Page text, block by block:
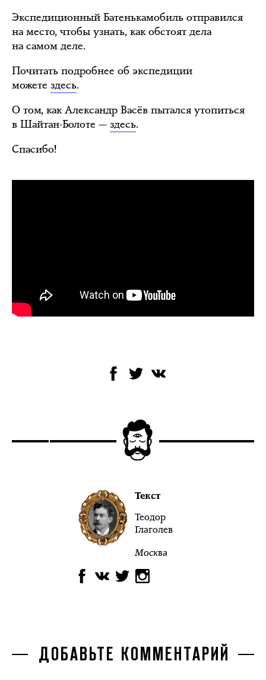
Экспедиционный Батенькамобиль отправился
на место, чтобы узнать, как обстоят дела
на самом деле.
Почитать подробнее об экспедиции
можете здесь.
О том, как Александр Васёв пытался утопиться
в Шайтан-Болоте — здесь.
Спасибо!
Текст
Теодор
Глаголев
Москва
ДОБАВЬТЕ КОММЕНТАРИЙ